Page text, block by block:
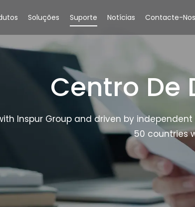
Soluções Suporte Notícias Contacte-Nos
Centro De
Inspur Group and driven by independent
50 countries